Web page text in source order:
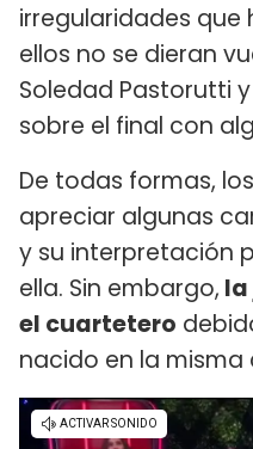
irregularidades que
ellos no se dieran
Soledad Pastorutti
sobre el final con
De todas formas,
apreciar algunas
y su interpretación
ella. Sin embargo, la
el cuartetero
nacido en la misma